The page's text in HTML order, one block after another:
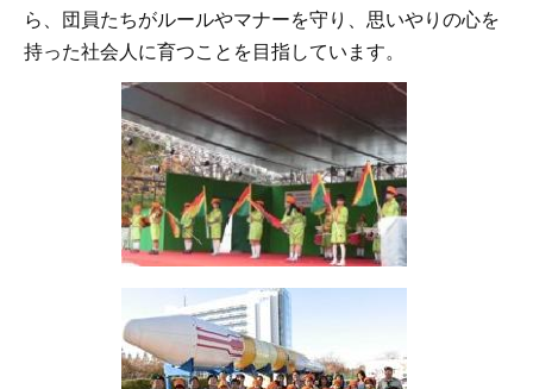
ら、団員たちがルールやマナーを守り、思いやりの心を
持った社会人に育つことを目指しています。